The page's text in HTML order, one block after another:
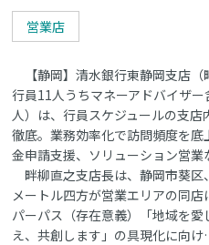
営業店
【静岡】清水銀行東静岡支店（
行員11人うちマネーアドバイザ
人）は、行員スケジュールの支
徹底。業務効率化で訪問頻度を
金申請支援、ソリューション営業
畔柳直之支店長は、静岡市葵区
メートル四方が営業エリアの同
パーパス（存在意義）「地域を
え、共創します」の具現化に向